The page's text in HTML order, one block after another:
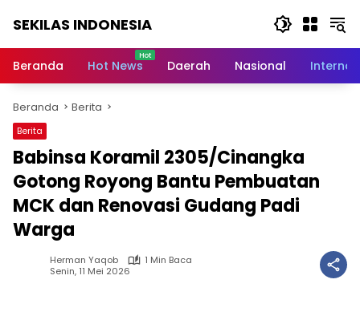
SEKILAS INDONESIA
Terkini,
Latest
World,
Headlines,
News
Today
Beranda Hot News Daerah Nasional
Beranda Berita
Berita
Babinsa Koramil 2305/Cinangka
Gotong Royong Bantu Pembuatan
MCK dan Renovasi Gudang Padi
Warga
Herman Yaqob
1 Min Baca
Senin, 11 Mei 2026